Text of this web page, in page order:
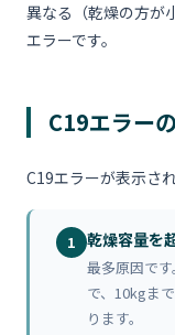
異なる（乾燥の方が
エラーです。
C19エラー
C19エラーが表示さ
1 乾燥容量を
最多原因で
で、10kgま
ります。